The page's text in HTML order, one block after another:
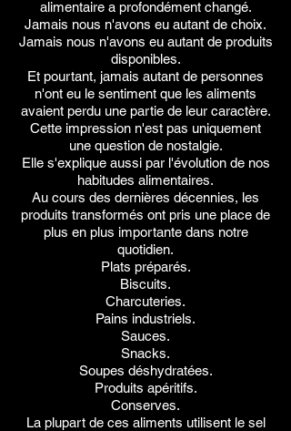
alimentaire a profondément changé.
Jamais nous n'avons eu autant de choix.
Jamais nous n'avons eu autant de produits
disponibles.
Et pourtant, jamais autant de personnes
n'ont eu le sentiment que les aliments
avaient perdu une partie de leur caractère.
Cette impression n'est pas uniquement
une question de nostalgie.
Elle s'explique aussi par l'évolution de nos
habitudes alimentaires.
Au cours des dernières décennies, les
produits transformés ont pris une place de
plus en plus importante dans notre
quotidien.
Plats préparés.
Biscuits.
Charcuteries.
Pains industriels.
Sauces.
Snacks.
Soupes déshydratées.
Produits apéritifs.
Conserves.
La plupart de ces aliments utilisent le sel